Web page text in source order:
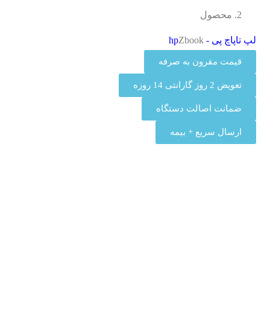
محصول
لپ تاپاچ پی - hp Zbook
قیمت مقرون به‌ صرفه
تعویض 2 روز گارانتی 14 روزه
ضمانت اصالت دستگاه
ارسال سریع + بیمه